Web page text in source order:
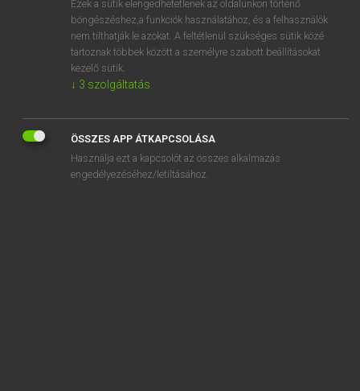
SZOTAR.NET APPLIKÁCIÓ
MICROSOFT OFFICE BŐVÍTMÉNY
BEÉPÜLŐ SZÓTÁRMODUL
Ezek a sütik elengedhetetlenek az oldalunkon történő
böngészéshez,a funkciók használatához, és a felhasználók
nem tilthatják le azokat. A feltétlenül szükséges sütik közé
tartoznak többek között a személyre szabott beállításokat
kezelő sütik.
↓ 3 szolgáltatás
ÖSSZES APP ÁTKAPCSOLÁSA
Használja ezt a kapcsolót az összes alkalmazás
engedélyezéséhez/letiltásához.